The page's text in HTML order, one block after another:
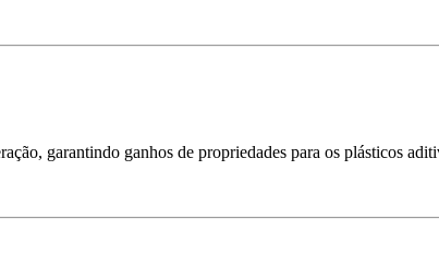
garantindo ganhos de propriedades para os plásticos